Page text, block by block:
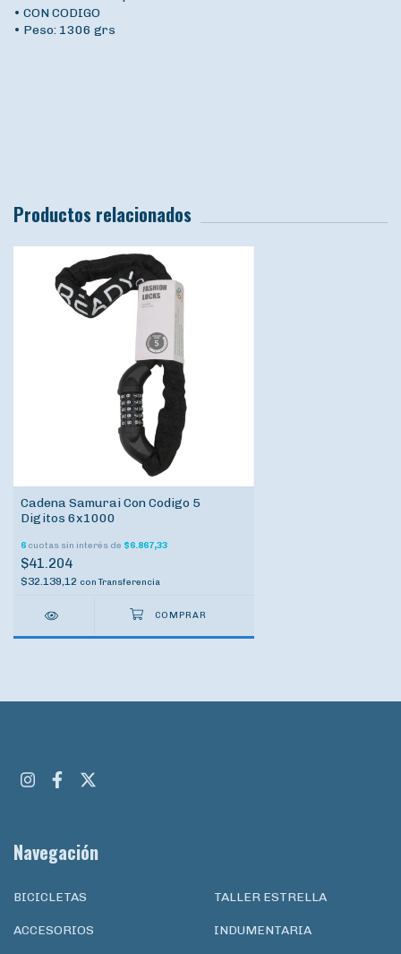
• CON CODIGO
• Peso: 1306 grs
Productos relacionados
Cadena Samurai Con Codigo 5
Digitos 6x1000
6 cuotas sin interés de $6.867,33
$41.204
$32.139,12 con Transferencia
Navegación
BICICLETAS TALLER ESTRELLA
ACCESORIOS INDUMENTARIA